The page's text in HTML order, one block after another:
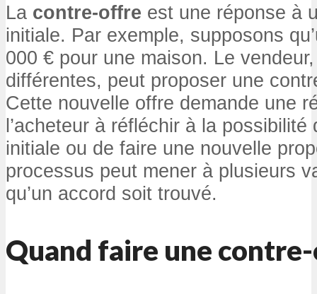
La contre-offre est une réponse à
initiale. Par exemple, supposons
000 € pour une maison. Le
différentes, peut proposer une
Cette nouvelle offre demande une
l’acheteur à réfléchir à la possibilité
initiale ou de faire une nouvelle
processus peut mener à plusieurs
qu’un accord soit trouvé.
Quand faire une